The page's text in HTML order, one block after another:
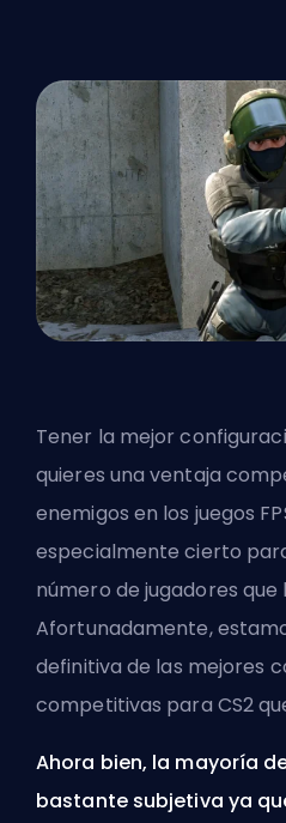
Tener la mejor
quieres una ventaja
enemigos en los juegos
especialmente cierto
número de jugadores que
Afortunadamente,
definitiva de las mejores
competitivas para CS2
Ahora bien, la mayoría
bastante subjetiva ya